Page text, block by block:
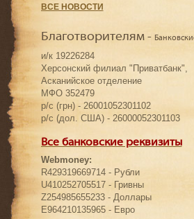
ВСЕ НОВОСТИ
Благотворителям -
и/к 19226284
Херсонский филиал "Приватбанк",
Асканийское отделение
МФО 352479
р/с (грн) - 26001052301102
р/с (дол. США) - 26000052301103
Все банковские реквизиты
Webmoney:
R429319669714 - Рубли
U410252705517 - Гривны
Z254985655233 - Доллары
E964210135965 - Евро